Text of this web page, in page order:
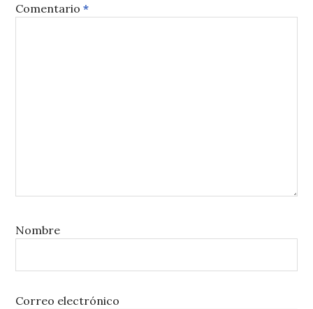
Comentario*
Nombre
Correo electrónico